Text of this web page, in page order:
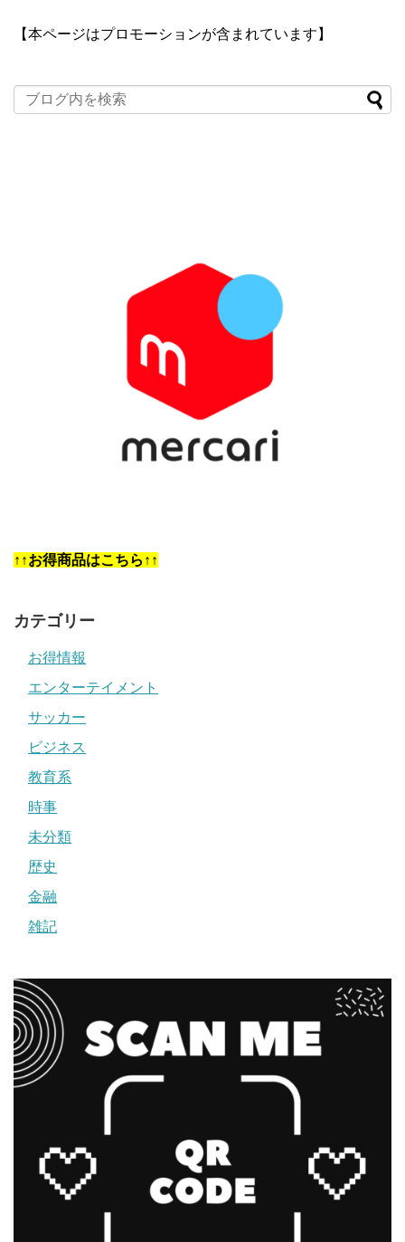
【本ページはプロモーションが含まれています】
↑↑お得商品はこちら↑↑
カテゴリー
お得情報
エンターテイメント
サッカー
ビジネス
教育系
時事
未分類
歴史
金融
雑記